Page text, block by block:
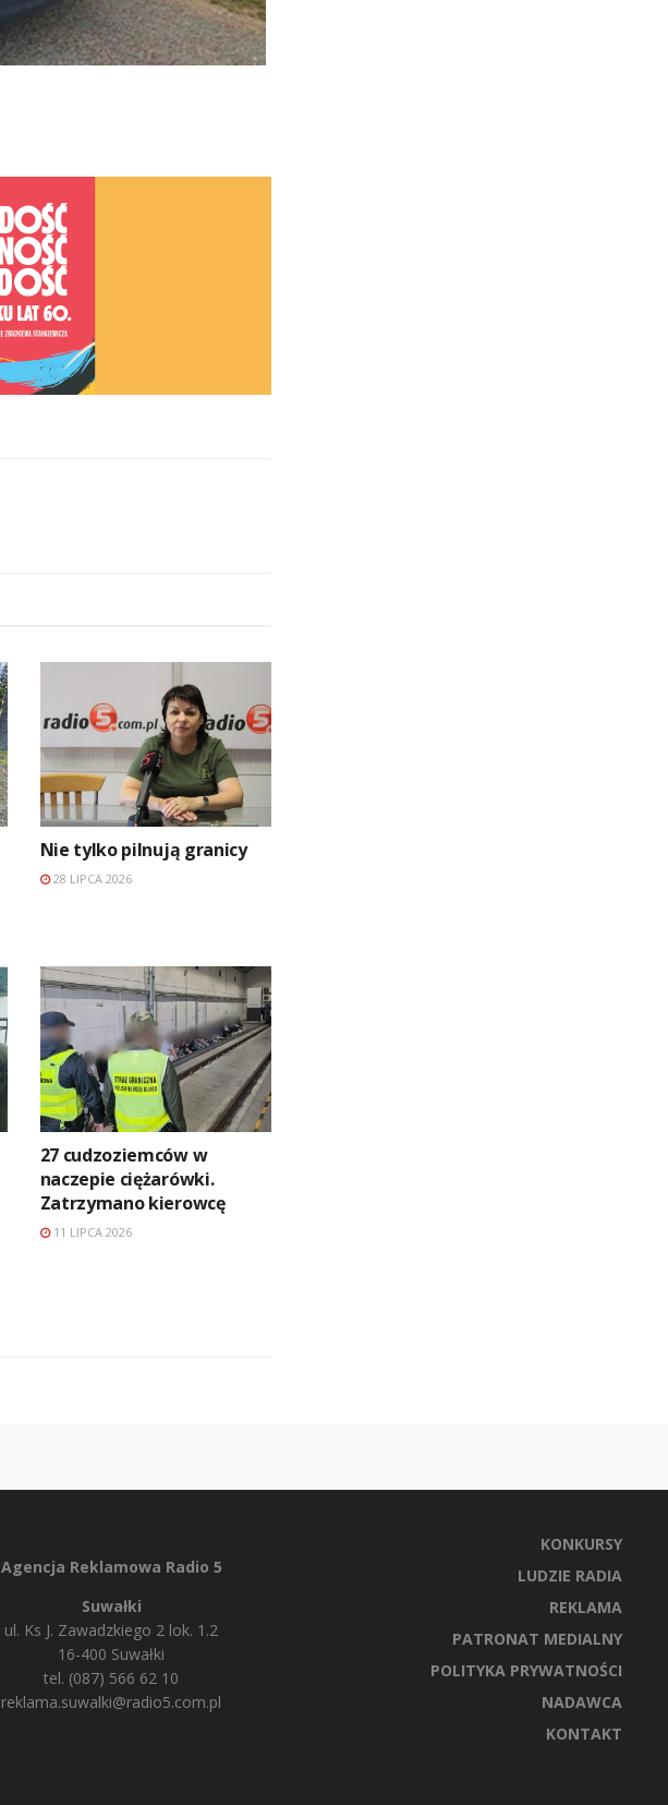
Nie tylko pilnują granicy
28 LIPCA 2026
27 cudzoziemców w
naczepie ciężarówki.
Zatrzymano kierowcę
11 LIPCA 2026
Agencja Reklamowa Radio 5
Suwałki
ul. Ks J. Zawadzkiego 2 lok. 1.2
16-400 Suwałki
tel. (087) 566 62 10
reklama.suwalki@radio5.com.pl
KONKURSY
LUDZIE RADIA
REKLAMA
PATRONAT MEDIALNY
POLITYKA PRYWATNOŚCI
NADAWCA
KONTAKT